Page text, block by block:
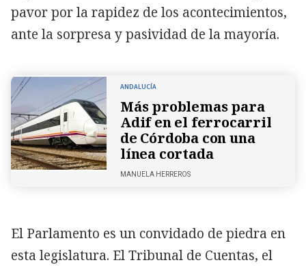
pavor por la rapidez de los acontecimientos,
ante la sorpresa y pasividad de la mayoría.
ANDALUCÍA
Más problemas para
Adif en el ferrocarril
de Córdoba con una
línea cortada
MANUELA HERREROS
El Parlamento es un convidado de piedra en
esta legislatura. El Tribunal de Cuentas, el